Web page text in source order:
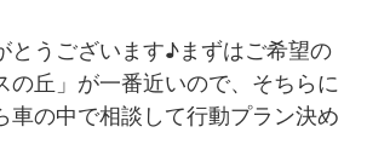
とうございます♪まずはご希望の
の丘」が一番近いので、そちらに
車の中で相談して行動プラン決め